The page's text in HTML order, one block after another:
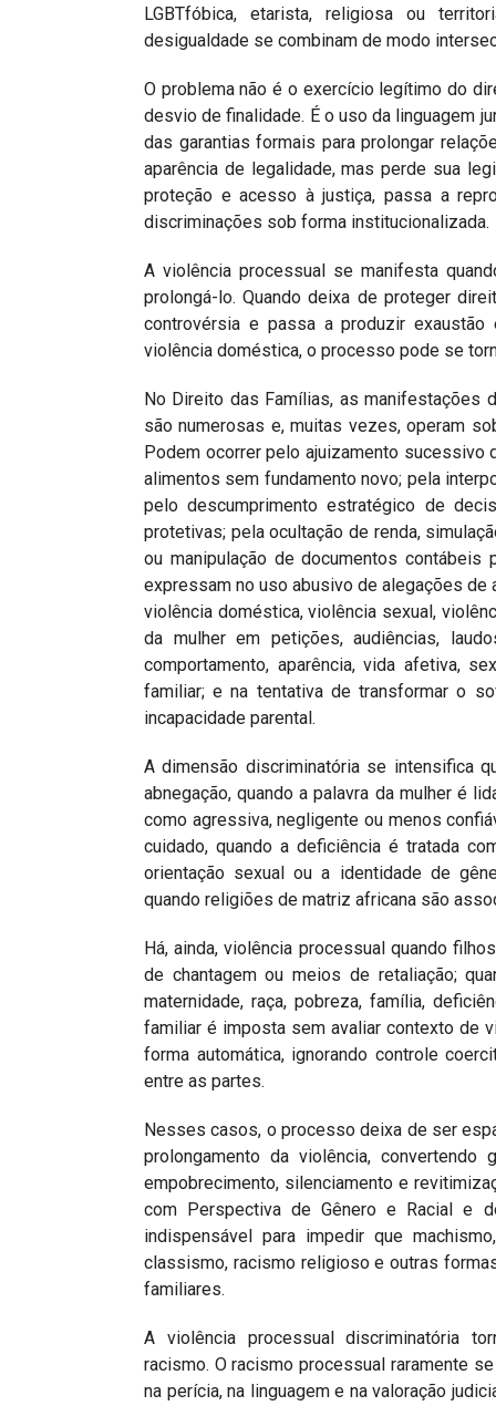
LGBTfóbica, etarista, religiosa ou
desigualdade se combinam de modo
O problema não é o exercício legítimo do
desvio de finalidade. É o uso da linguagem
das garantias formais para prolongar
aparência de legalidade, mas perde sua
proteção e acesso à justiça, passa a
discriminações sob forma institucionalizada.
A violência processual se manifesta
prolongá-lo. Quando deixa de proteger
controvérsia e passa a produzir exaustão
violência doméstica, o processo pode se
No Direito das Famílias, as manifestações
são numerosas e, muitas vezes, operam
Podem ocorrer pelo ajuizamento sucessivo
alimentos sem fundamento novo; pela
pelo descumprimento estratégico de
protetivas; pela ocultação de renda,
ou manipulação de documentos contábeis
expressam no uso abusivo de alegações de
violência doméstica, violência sexual,
da mulher em petições, audiências,
comportamento, aparência, vida afetiva,
familiar; e na tentativa de transformar o
incapacidade parental.
A dimensão discriminatória se intensifica
abnegação, quando a palavra da mulher é
como agressiva, negligente ou menos
cuidado, quando a deficiência é tratada
orientação sexual ou a identidade de
quando religiões de matriz africana são
Há, ainda, violência processual quando
de chantagem ou meios de retaliação;
maternidade, raça, pobreza, família,
familiar é imposta sem avaliar contexto de
forma automática, ignorando controle
entre as partes.
Nesses casos, o processo deixa de ser
prolongamento da violência, convertendo
empobrecimento, silenciamento e
com Perspectiva de Gênero e Racial e
indispensável para impedir que
classismo, racismo religioso e outras
familiares.
A violência processual discriminatória
racismo. O racismo processual raramente
na perícia, na linguagem e na valoração